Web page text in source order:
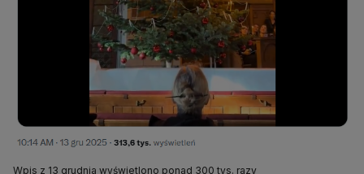
Wpis z 13 grudnia wyświetlono ponad 300 tys. razy